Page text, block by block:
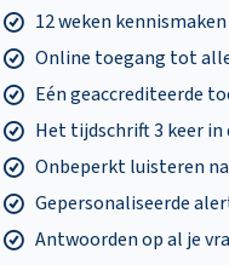
12 weken
Online toegang tot
Eén geaccrediteerde
Het tijdschrift 3 keer in
Onbeperkt luisteren
Gepersonaliseerde
Antwoorden op al je